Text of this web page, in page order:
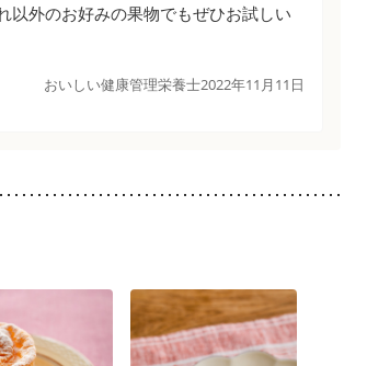
以外のお好みの果物でもぜひお試しい
おいしい健康管理栄養士2022年11月11日